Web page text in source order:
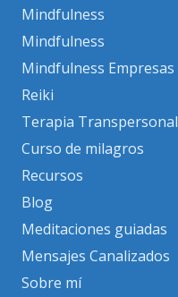
Mindfulness
Mindfulness
Mindfulness Empresas
Reiki
Terapia Transpersonal
Curso de milagros
Recursos
Blog
Meditaciones guiadas
Mensajes Canalizados
Sobre mí